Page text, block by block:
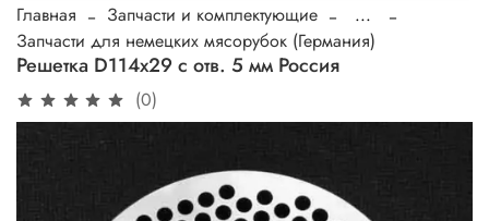
Главная Запчасти и комплектующие
...
Запчасти для немецких мясорубок (Германия)
Решетка D114х29 с отв. 5 мм Россия
(0)